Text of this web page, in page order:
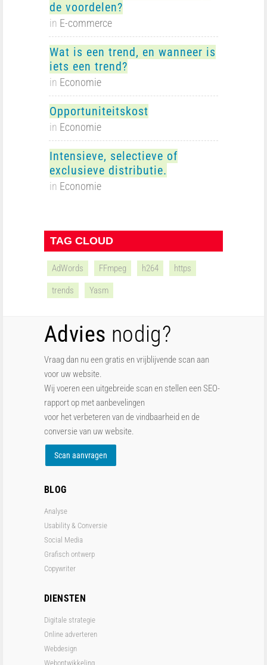
de voordelen?
in E-commerce
Wat is een trend, en wanneer is
iets een trend?
in Economie
Opportuniteitskost
in Economie
Intensieve, selectieve of
exclusieve distributie.
in Economie
TAG CLOUD
AdWords FFmpeg h264 https
trends Yasm
Advies nodig?
Vraag dan nu een gratis en vrijblijvende scan aan
voor uw website.
Wij voeren een uitgebreide scan en stellen een SEO-
rapport op met aanbevelingen
voor het verbeteren van de vindbaarheid en de
conversie van uw website.
Scan aanvragen
BLOG
Analyse
Usability & Conversie
Social Media
Grafisch ontwerp
Copywriter
DIENSTEN
Digitale strategie
Online adverteren
Webdesign
Webontwikkeling